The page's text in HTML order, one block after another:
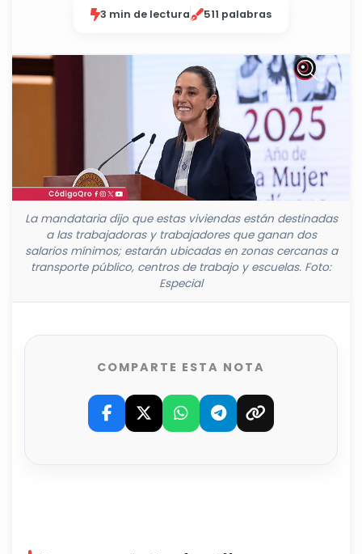
3 min de lectura 511 palabras
La mandataria dijo que estas viviendas están destinadas
a las trabajadoras y trabajadores que ganan dos
salarios mínimos; estarán ubicadas en zonas cercanas a
transporte público, centros de trabajo y escuelas. Foto:
Especial
COMPARTE ESTA NOTA